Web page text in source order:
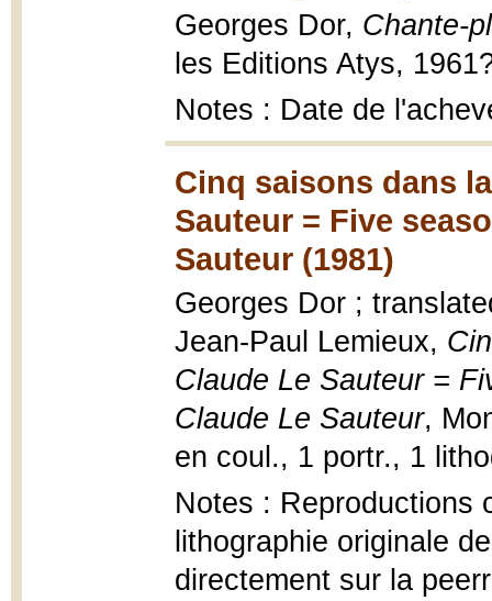
Georges Dor, Chante-
les Editions Atys,
Notes : Date de
Cinq saisons dans
Sauteur = Five
Sauteur (1981)
Georges Dor ;
Jean-Paul Lemieux,
Claude Le Sauteur =
Claude Le Sauteur,
en coul., 1 portr., 1
Notes : Reproductions
lithographie originale
directement sur la